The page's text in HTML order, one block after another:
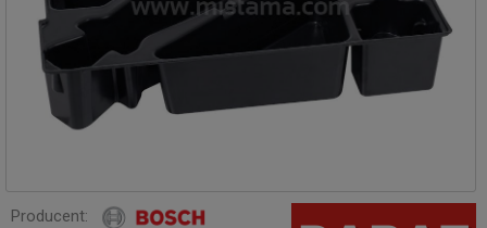
Producent: